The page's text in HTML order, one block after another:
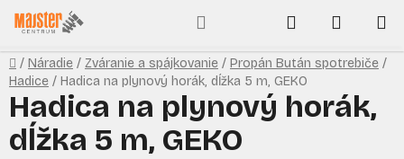
Prejsť
na
obsah
Hľadať
KOŠÍK
Domov
/ Náradie / Zváranie a spájkovanie / Propán Bután spotrebiče /
Hadice / Hadica na plynový horák, dĺžka 5 m, GEKO
Hadica na plynový horák,
dĺžka 5 m, GEKO